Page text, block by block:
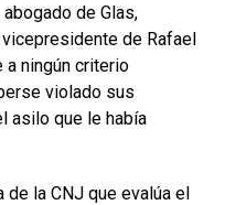
de Glas,
de Rafael
a ningún criterio
violado sus
asilo que le había
la CNJ que evalúa el